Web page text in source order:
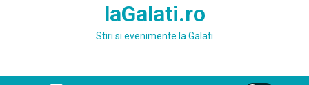
laGalati.ro
Stiri si evenimente la Galati